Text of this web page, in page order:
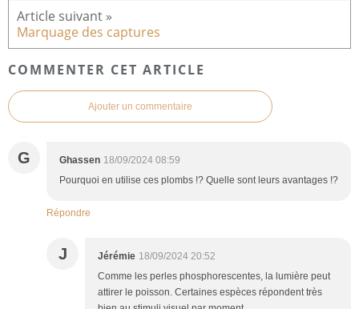
Marquage des captures
COMMENTER CET ARTICLE
Ajouter un commentaire
G Ghassen 18/09/2024 08:59
Pourquoi en utilise ces plombs !? Quelle sont leurs avantages !?
Répondre
J Jérémie 18/09/2024 20:52
Comme les perles phosphorescentes, la lumière peut
attirer le poisson. Certaines espèces répondent très